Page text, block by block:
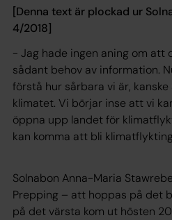
[Denna text är plockad ur
4/2018]
- Jag hade ingen aning om att
sådant behov av information.
förstå hur sårbara vi är,
klimatet. Vi börjar inse att vi
öppna upp landet för
kan komma att bli
Solnabon Anna-Maria
Prepping – att hoppas på det
på det värsta kom ut hösten